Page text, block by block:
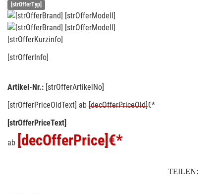
[strOfferTyp]
[strOfferKurzinfo]
[strOfferInfo]
Artikel-Nr.: [strOfferArtikelNo]
[strOfferPriceOldText] ab [decOfferPriceOld]€*
[strOfferPriceText]
ab [decOfferPrice] €*
TEILEN: